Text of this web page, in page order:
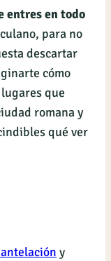
entres en todo
para no
descartar
cómo
que
romana y
qué ver
y